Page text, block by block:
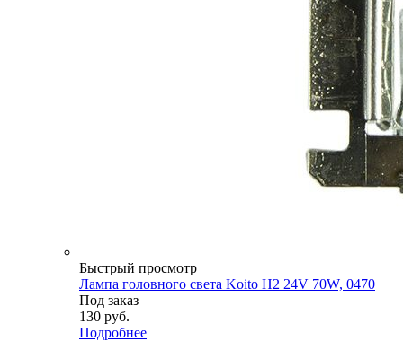
Быстрый просмотр
Лампа головного света Koito H2 24V 70W, 0470
Под заказ
130 руб.
Подробнее